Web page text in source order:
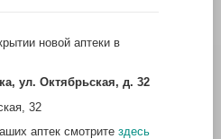
новой аптеки в
ул. Октябрьская, д. 32
аптек смотрите здесь